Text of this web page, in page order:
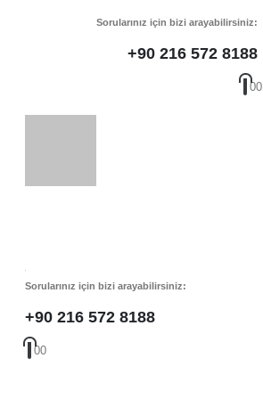
Sorularınız için bizi arayabilirsiniz:
+90 216 572 8188
00
Sorularınız için bizi arayabilirsiniz:
+90 216 572 8188
00